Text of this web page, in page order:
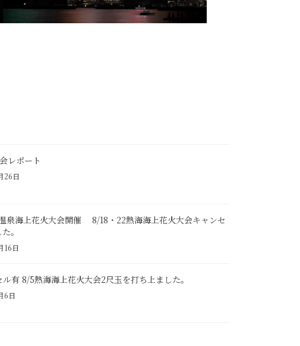
レポート
26日
泉海上花火大会開催 8/18・22熱海海上花火大会キャンセ
た。
16日
ル有 8/5熱海海上花火大会2尺玉を打ち上ました。
6日